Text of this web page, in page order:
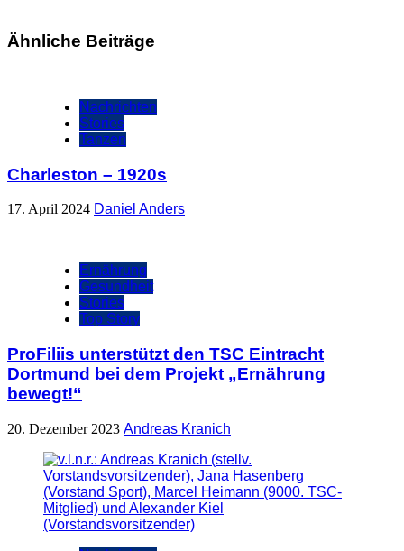
Ähnliche Beiträge
Nachrichten
Stories
Tanzen
Charleston – 1920s
17. April 2024 Daniel Anders
Ernährung
Gesundheit
Stories
Top Story
ProFiliis unterstützt den TSC Eintracht
Dortmund bei dem Projekt „Ernährung
bewegt!“
20. Dezember 2023 Andreas Kranich